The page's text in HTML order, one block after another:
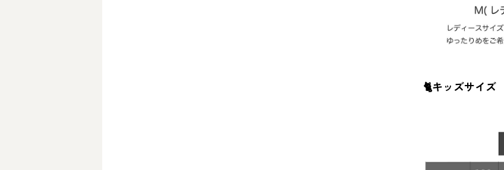
🐈キッズサイズ